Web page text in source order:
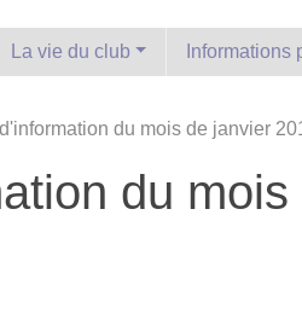
La vie du club Informations
du mois de janvier
du